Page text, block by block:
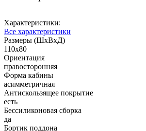
Характеристики:
Все характеристики
Размеры (ШхВхД)
110x80
Ориентация
правосторонняя
Форма кабины
асимметричная
Антискользящее покрытие
есть
Беcсиликоновая сборка
да
Бортик поддона